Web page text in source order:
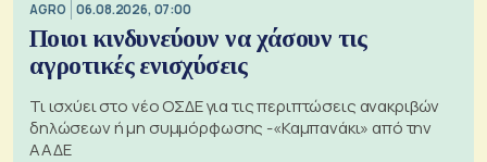
AGRO 06.08.2026, 07:00
Ποιοι κινδυνεύουν να χάσουν τις
αγροτικές ενισχύσεις
Τι ισχύει στο νέο ΟΣΔΕ για τις περιπτώσεις ανακριβών
δηλώσεων ή μη συμμόρφωσης -«Καμπανάκι» από την
ΑΑΔΕ